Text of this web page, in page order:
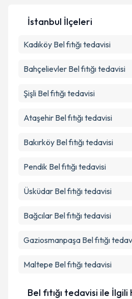
Takvim
İstanbul İlçeleri
Kadıköy Bel fıtığı tedavisi
Bahçelievler Bel fıtığı tedavisi
Şişli Bel fıtığı tedavisi
Ataşehir Bel fıtığı tedavisi
Bakırköy Bel fıtığı tedavisi
Pendik Bel fıtığı tedavisi
Üsküdar Bel fıtığı tedavisi
Bağcılar Bel fıtığı tedavisi
Gaziosmanpaşa Bel fıtığı
Maltepe Bel fıtığı tedavisi
Bel fıtığı tedavisi ile